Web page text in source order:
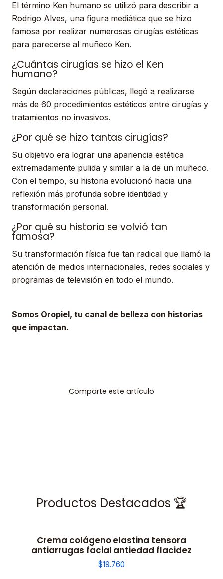
El término Ken humano se utilizó para describir a
Rodrigo Alves, una figura mediática que se hizo
famosa por realizar numerosas cirugías estéticas
para parecerse al muñeco Ken.
¿Cuántas cirugías se hizo el Ken
humano?
Según declaraciones públicas, llegó a realizarse
más de 60 procedimientos estéticos entre cirugías y
tratamientos no invasivos.
¿Por qué se hizo tantas cirugías?
Su objetivo era lograr una apariencia estética
extremadamente pulida y similar a la de un muñeco.
Con el tiempo, su historia evolucionó hacia una
reflexión más profunda sobre identidad y
transformación personal.
¿Por qué su historia se volvió tan
famosa?
Su transformación física fue tan radical que llamó la
atención de medios internacionales, redes sociales y
programas de televisión en todo el mundo.
Somos Oropiel, tu canal de belleza con historias
que impactan.
Comparte este artículo
Productos Destacados 🏆
Crema colágeno elastina tensora
antiarrugas facial antiedad flacidez
$19.760